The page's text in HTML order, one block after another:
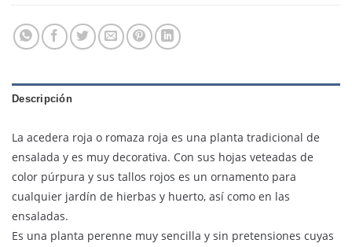
Descripción
La acedera roja o romaza roja es una planta tradicional de
ensalada y es muy decorativa. Con sus hojas veteadas de
color púrpura y sus tallos rojos es un ornamento para
cualquier jardín de hierbas y huerto, así como en las
ensaladas.
Es una planta perenne muy sencilla y sin pretensiones cuyas